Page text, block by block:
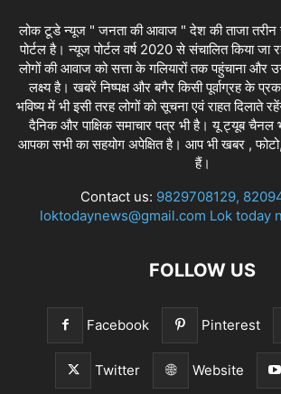
लोक टूडे न्यूज " जनता की आवाज " देश की ताजा तरीन
पोर्टल है। न्यूज पोर्टल वर्ष 2020 से संचालित किया जा
लोगों की आवाज को सत्ता के गलियारों तक पहुंचाना और
लक्ष्य है। खबरें निष्पक्ष और बगैर किसी पूर्वाग्रह के
भविष्य में भी इसी तरह लोगों को सूचना एवं राहत
दैनिक और पाक्षिक समाचार पत्र भी है। यू ट्यूब चैनल
आपका सभी का सहयोग अपेक्षित है। आप भी खबर ,
हैं।
Contact us: 9829708129,
loktodaynews@gmail.com Lok today
FOLLOW US
Facebook Pinterest
Twitter Website